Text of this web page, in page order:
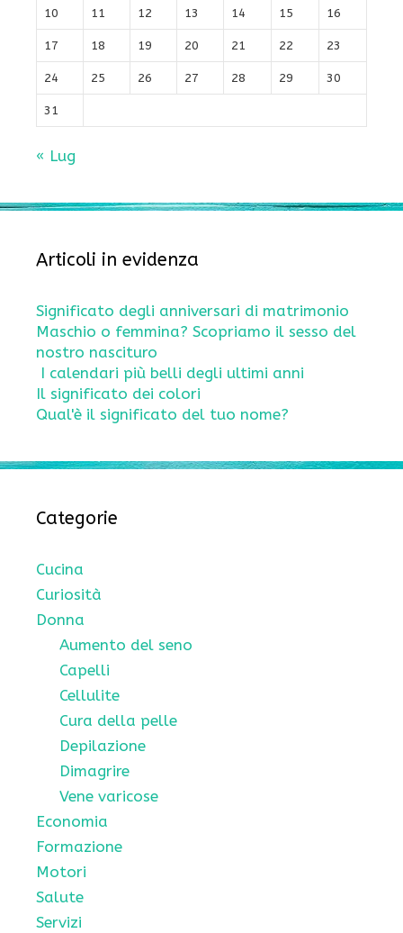
10 11 12 13 14 15 16
17 18 19 20 21 22 23
24 25 26 27 28 29 30
31
« Lug
Articoli in evidenza
Significato degli anniversari di matrimonio
Maschio o femmina? Scopriamo il sesso del
nostro nascituro
I calendari più belli degli ultimi anni
Il significato dei colori
Qual'è il significato del tuo nome?
Categorie
Cucina
Curiosità
Donna
Aumento del seno
Capelli
Cellulite
Cura della pelle
Depilazione
Dimagrire
Vene varicose
Economia
Formazione
Motori
Salute
Servizi